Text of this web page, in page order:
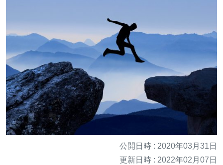
公開日時 : 2020年03月31日
更新日時 : 2022年02月07日